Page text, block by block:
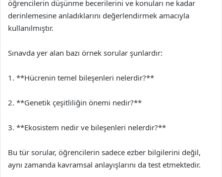
öğrencilerin düşünme becerilerini ve konuları ne kadar
derinlemesine anladıklarını değerlendirmek amacıyla
kullanılmıştır.
Sınavda yer alan bazı örnek sorular şunlardır:
1. **Hücrenin temel bileşenleri nelerdir?**
2. **Genetik çeşitliliğin önemi nedir?**
3. **Ekosistem nedir ve bileşenleri nelerdir?**
Bu tür sorular, öğrencilerin sadece ezber bilgilerini değil,
aynı zamanda kavramsal anlayışlarını da test etmektedir.